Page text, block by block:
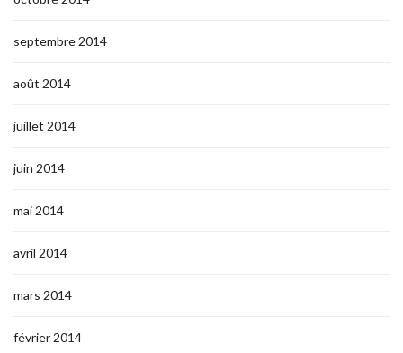
septembre 2014
août 2014
juillet 2014
juin 2014
mai 2014
avril 2014
mars 2014
février 2014